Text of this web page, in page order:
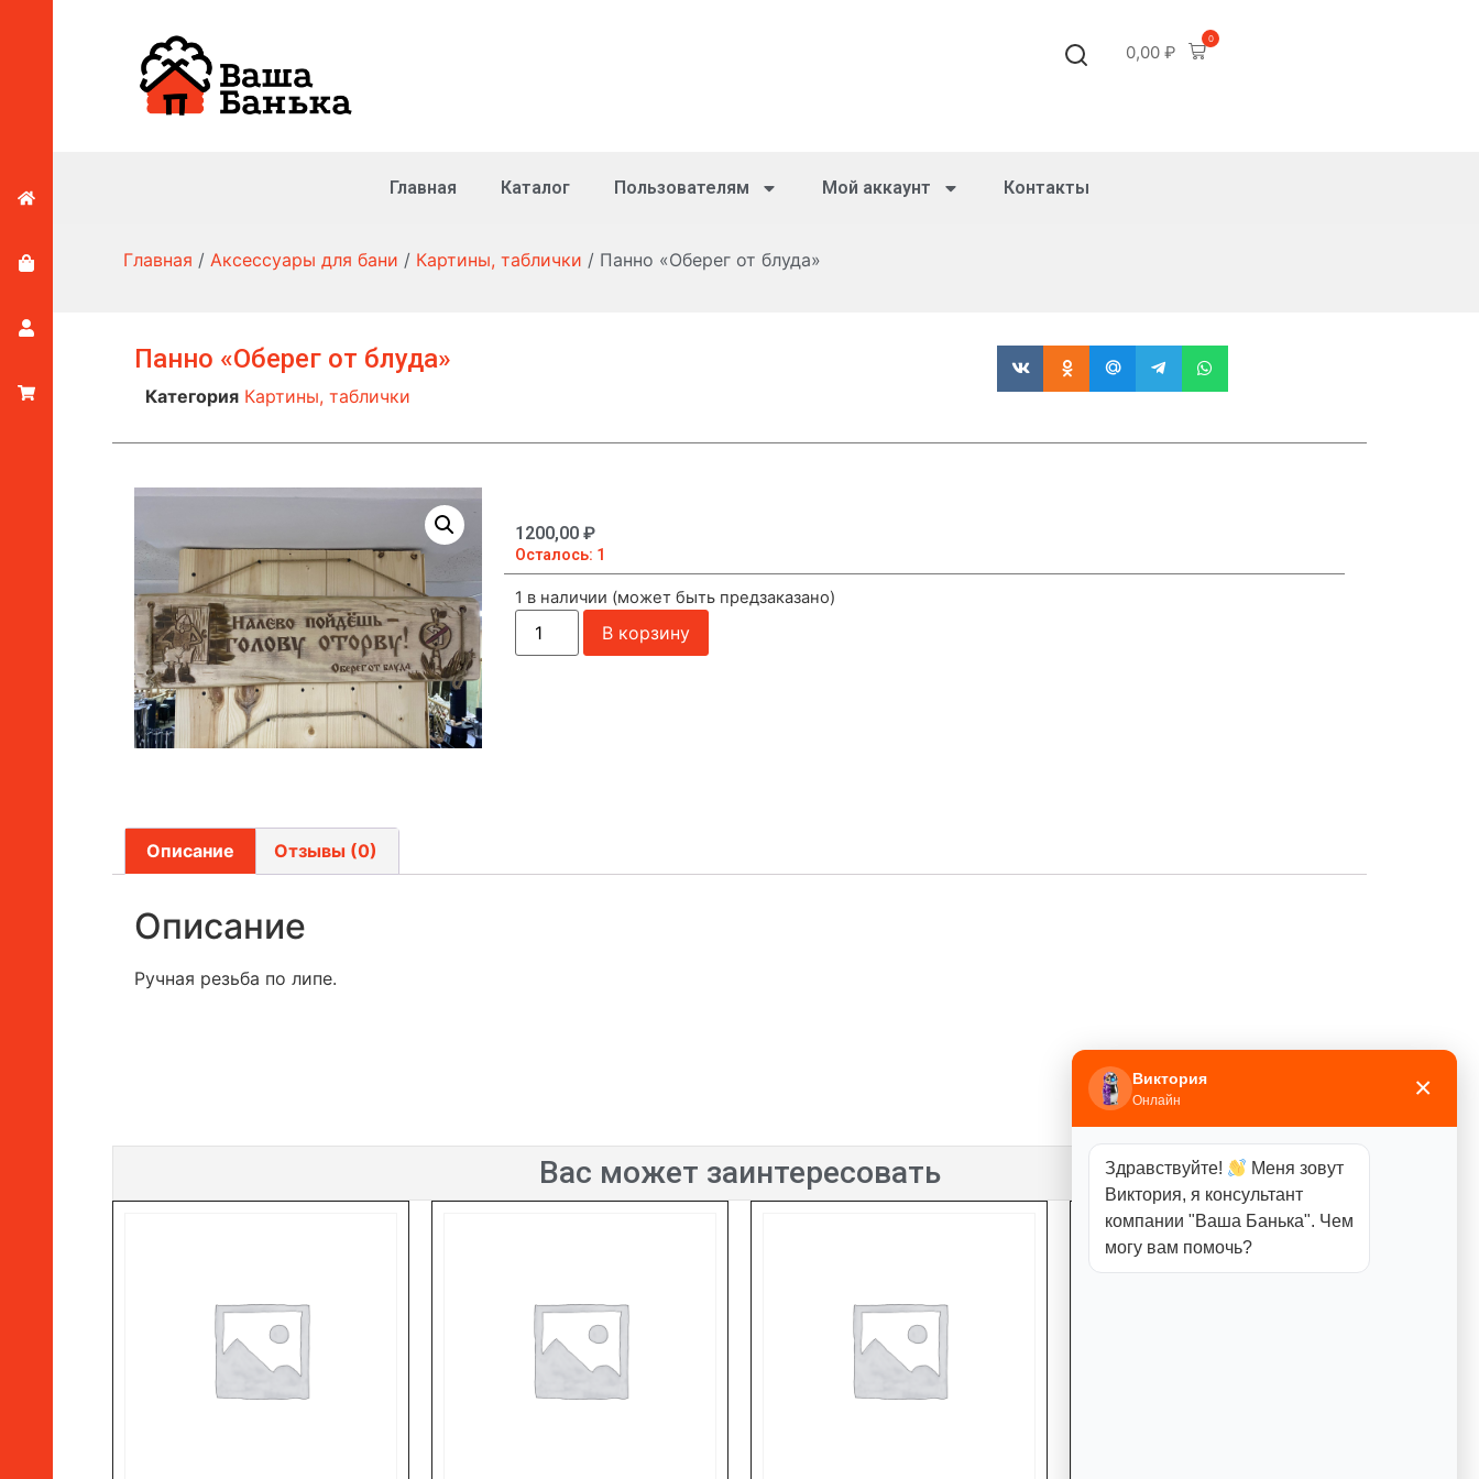
0,00 ₽
0
Главная Каталог Пользователям Мой аккаунт Контакты
Главная / Аксессуары для бани / Картины, таблички / Панно «Оберег от блуда»
Панно «Оберег от блуда»
Категория Картины, таблички
1200,00 ₽
Осталось: 1
1 в наличии (может быть предзаказано)
В корзину
Описание Отзывы (0)
Описание
Ручная резьба по липе.
Вас может заинтересовать
Виктория
Онлайн ×
Здравствуйте!
Меня зовут
Виктория, я консультант
компании "Ваша Банька". Чем
могу вам помочь?